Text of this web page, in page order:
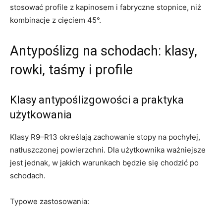
stosować profile z kapinosem i fabryczne stopnice, niż
kombinacje z cięciem 45°.
Antypoślizg na schodach: klasy,
rowki, taśmy i profile
Klasy antypoślizgowości a praktyka
użytkowania
Klasy R9–R13 określają zachowanie stopy na pochyłej,
natłuszczonej powierzchni. Dla użytkownika ważniejsze
jest jednak, w jakich warunkach będzie się chodzić po
schodach.
Typowe zastosowania: